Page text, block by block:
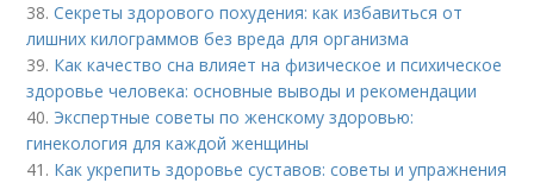
38.Секреты здорового похудения: как избавиться от
лишних килограммов без вреда для организма
39. Как качество сна влияет на физическое и психическое
здоровье человека: основные выводы и рекомендации
40. Экспертные советы по женскому здоровью:
гинекология для каждой женщины
41. Как укрепить здоровье суставов: советы и упражнения